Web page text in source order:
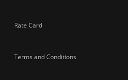
Rate Card
Terms and Conditions